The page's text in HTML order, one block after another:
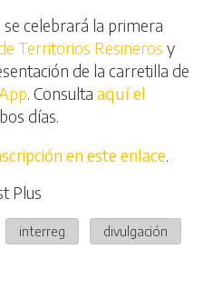
celebrará la primera
Territorios Resineros y
de la carretilla de
. Consulta aquí el
días.
en este enlace.
Plus
interreg divulgación